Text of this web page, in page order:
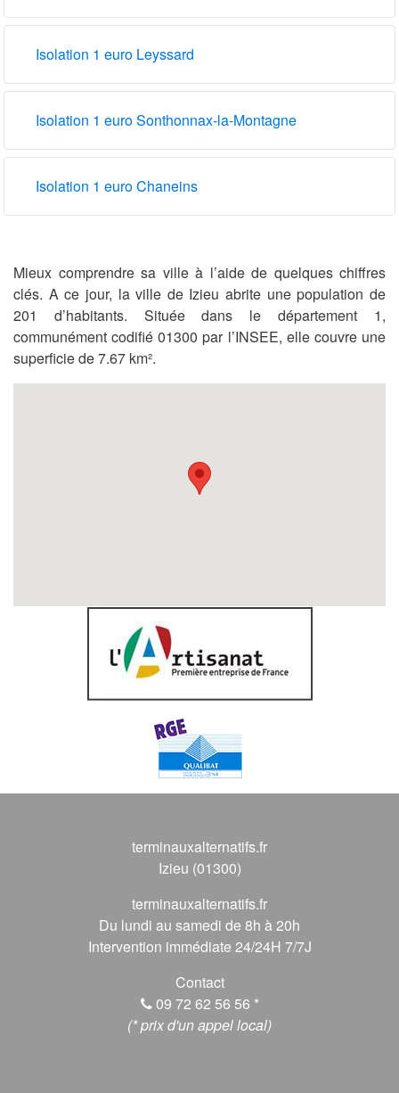
Isolation 1 euro Leyssard
Isolation 1 euro Sonthonnax-la-Montagne
Isolation 1 euro Chaneins
Mieux comprendre sa ville à l’aide de quelques chiffres
clés. A ce jour, la ville de Izieu abrite une population de
201 d’habitants. Située dans le département 1,
communément codifié 01300 par l’INSEE, elle couvre une
superficie de 7.67 km².
terminauxalternatifs.fr
Izieu (01300)
terminauxalternatifs.fr
Du lundi au samedi de 8h à 20h
Intervention immédiate 24/24H 7/7J
Contact
09 72 62 56 56 *
(* prix d'un appel local)